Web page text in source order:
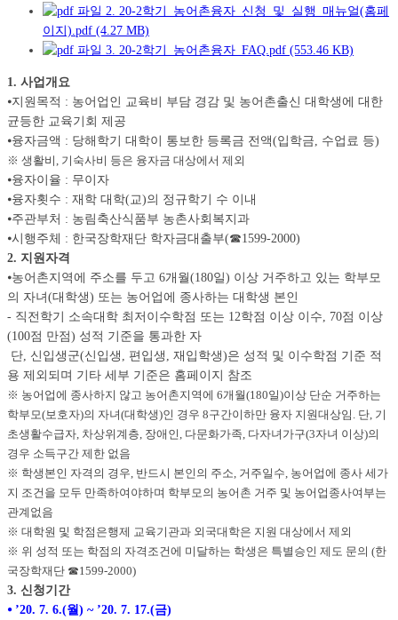
2. 20-2학기_농어촌융자_신청_및_실행_매뉴얼(홈페
이지).pdf (4.27 MB)
3. 20-2학기_농어촌융자_FAQ.pdf (553.46 KB)
1. 사업개요
⦁지원목적 : 농어업인 교육비 부담 경감 및 농어촌출신 대학생에 대한
균등한 교육기회 제공
⦁융자금액 : 당해학기 대학이 통보한 등록금 전액(입학금, 수업료 등)
※ 생활비, 기숙사비 등은 융자금 대상에서 제외
⦁융자이율 : 무이자
⦁융자횟수 : 재학 대학(교)의 정규학기 수 이내
⦁주관부처 : 농림축산식품부 농촌사회복지과
⦁시행주체 : 한국장학재단 학자금대출부(☎1599-2000)
2. 지원자격
⦁농어촌지역에 주소를 두고 6개월(180일) 이상 거주하고 있는 학부모
의 자녀(대학생) 또는 농어업에 종사하는 대학생 본인
- 직전학기 소속대학 최저이수학점 또는 12학점 이상 이수, 70점 이상
(100점 만점) 성적 기준을 통과한 자
단, 신입생군(신입생, 편입생, 재입학생)은 성적 및 이수학점 기준 적
용 제외되며 기타 세부 기준은 홈페이지 참조
※ 농어업에 종사하지 않고 농어촌지역에 6개월(180일)이상 단순 거주하는
학부모(보호자)의 자녀(대학생)인 경우 8구간이하만 융자 지원대상임. 단, 기
초생활수급자, 차상위계층, 장애인, 다문화가족, 다자녀가구(3자녀 이상)의
경우 소득구간 제한 없음
※ 학생본인 자격의 경우, 반드시 본인의 주소, 거주일수, 농어업에 종사 세가
지 조건을 모두 만족하여야하며 학부모의 농어촌 거주 및 농어업종사여부는
관계없음
※ 대학원 및 학점은행제 교육기관과 외국대학은 지원 대상에서 제외
※ 위 성적 또는 학점의 자격조건에 미달하는 학생은 특별승인 제도 문의 (한
국장학재단 ☎1599-2000)
3. 신청기간
⦁ ’20. 7. 6.(월) ~ ’20. 7. 17.(금)